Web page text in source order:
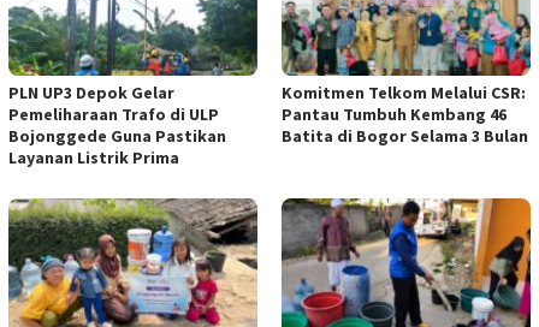
PLN UP3 Depok Gelar
Pemeliharaan Trafo di ULP
Bojonggede Guna Pastikan
Layanan Listrik Prima
Komitmen Telkom Melalui CSR:
Pantau Tumbuh Kembang 46
Batita di Bogor Selama 3 Bulan